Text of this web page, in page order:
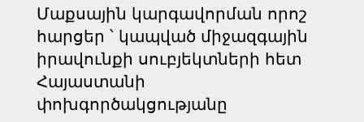
Մաքսային կարգավորման որոշ
հարցեր ՝ կապված միջազգային
իրավունքի սուբյեկտների հետ
Հայաստանի
փոխգործակցությանը